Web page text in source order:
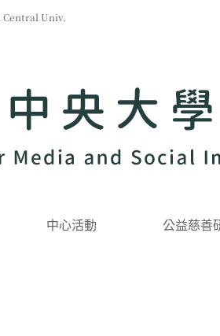
Central Univ.
中心活動 公益慈善